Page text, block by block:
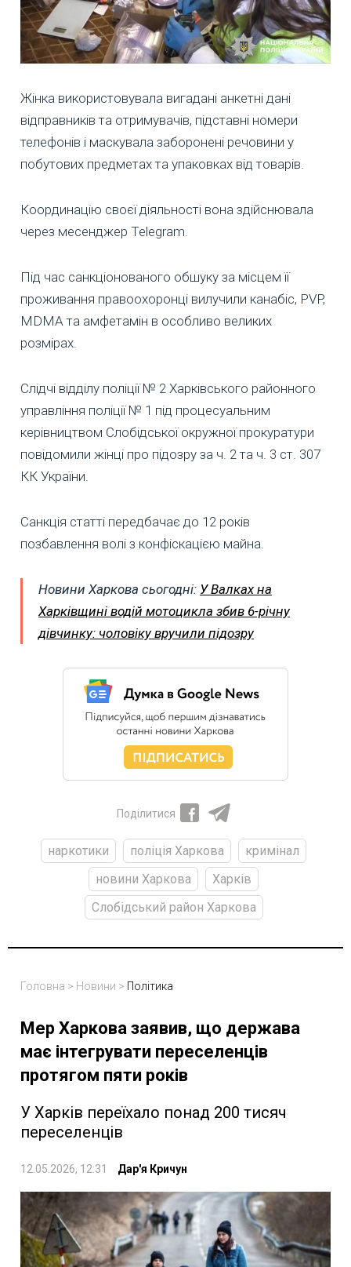
Жінка використовувала вигадані анкетні дані
відправників та отримувачів, підставні номери
телефонів і маскувала заборонені речовини у
побутових предметах та упаковках від товарів.
Координацію своєї діяльності вона здійснювала
через месенджер Telegram.
Під час санкціонованого обшуку за місцем її
проживання правоохоронці вилучили канабіс, PVP,
MDMA та амфетамін в особливо великих
розмірах.
Слідчі відділу поліції № 2 Харківського районного
управління поліції № 1 під процесуальним
керівництвом Слобідської окружної прокуратури
повідомили жінці про підозру за ч. 2 та ч. 3 ст. 307
КК України.
Санкція статті передбачає до 12 років
позбавлення волі з конфіскацією майна.
Новини Харкова сьогодні: У Валках на
Харківщині водій мотоцикла збив 6-річну
дівчинку: чоловіку вручили підозру
Поділитися
наркотики поліція Харкова
кримінал
новини Харкова
Харків
Слобідський район Харкова
Головна > Новини > Політика
Мер Харкова заявив, що держава
має інтегрувати переселенців
протягом пяти років
У Харків переїхало понад 200 тисяч
переселенців
12.05.2026, 12:31 Дар'я Кричун